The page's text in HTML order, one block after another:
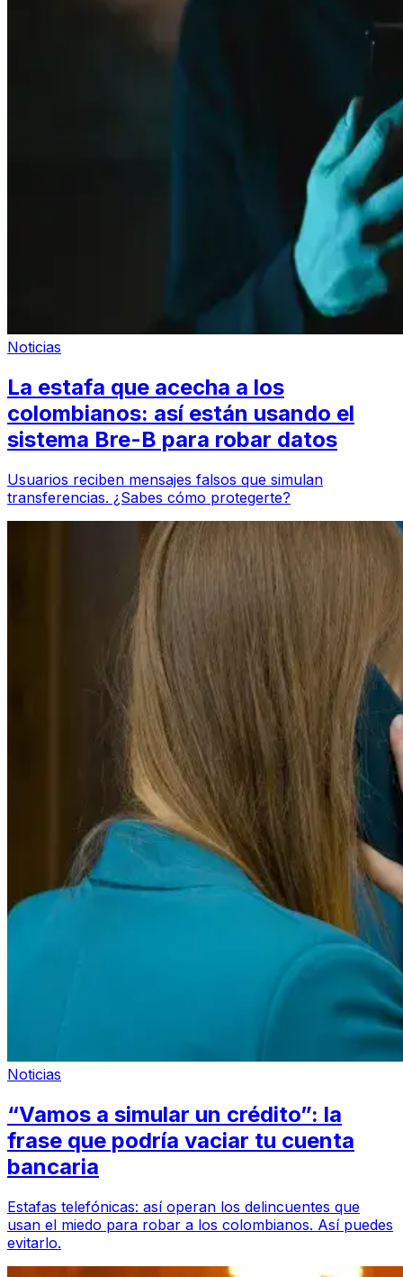
Noticias
La estafa que acecha a los
colombianos: así están usando el
sistema Bre-B para robar datos
Usuarios reciben mensajes falsos que simulan
transferencias. ¿Sabes cómo protegerte?
Noticias
“Vamos a simular un crédito”: la
frase que podría vaciar tu cuenta
bancaria
Estafas telefónicas: así operan los delincuentes que
usan el miedo para robar a los colombianos. Así puedes
evitarlo.